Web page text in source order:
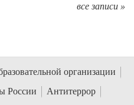
все записи »
организации
России
Антитеррор